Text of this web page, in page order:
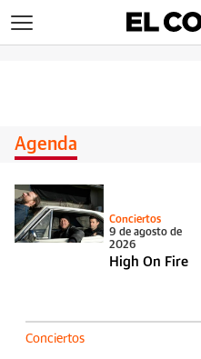
Agenda
Conciertos
9 de agosto de
2026
High On Fire
Conciertos